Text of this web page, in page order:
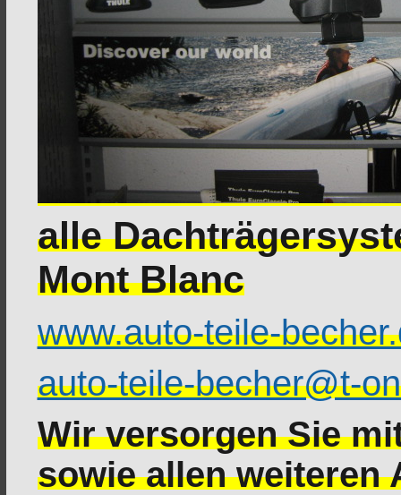
alle
Mont Blanc
www.auto-teile-
auto-teile-becher@t-
Wir versorgen Sie
sowie allen weiteren